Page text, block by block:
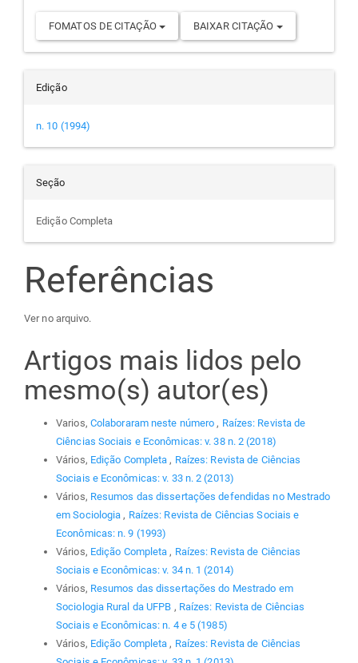
FOMATOS DE CITAÇÃO BAIXAR CITAÇÃO
Edição
n. 10 (1994)
Seção
Edição Completa
Referências
Ver no arquivo.
Artigos mais lidos pelo
mesmo(s) autor(es)
Varios, Colaboraram neste número, Raízes: Revista de
Ciências Sociais e Econômicas: v. 38 n. 2 (2018)
Vários, Edição Completa, Raízes: Revista de Ciências
Sociais e Econômicas: v. 33 n. 2 (2013)
Vários, Resumos das dissertações defendidas no Mestrado
em Sociologia, Raízes: Revista de Ciências Sociais e
Econômicas: n. 9 (1993)
Vários, Edição Completa, Raízes: Revista de Ciências
Sociais e Econômicas: v. 34 n. 1 (2014)
Vários, Resumos das dissertações do Mestrado em
Sociologia Rural da UFPB , Raízes: Revista de Ciências
Sociais e Econômicas: n. 4 e 5 (1985)
Vários, Edição Completa, Raízes: Revista de Ciências